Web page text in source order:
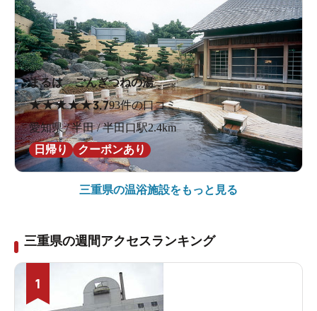
まるは ごんぎつねの湯
★★★★★3.793件の口コミ
愛知県 / 半田 / 半田口駅2.4km
日帰り
クーポンあり
三重県の温浴施設をもっと見る
三重県の週間アクセスランキング
1